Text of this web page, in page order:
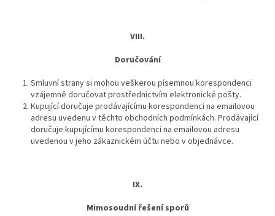
VIII.
Doručování
Smluvní strany si mohou veškerou písemnou korespondenci
vzájemně doručovat prostřednictvím elektronické pošty.
Kupující doručuje prodávajícímu korespondenci na emailovou
adresu uvedenu v těchto obchodních podmínkách. Prodávající
doručuje kupujícímu korespondenci na emailovou adresu
uvedenou v jeho zákaznickém účtu nebo v objednávce.
IX.
Mimosoudní řešení sporů